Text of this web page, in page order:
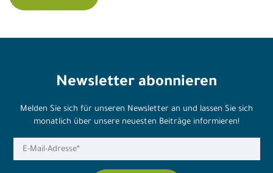
Newsletter abonnieren
Melden Sie sich für unseren Newsletter an und lassen Sie sich
monatlich über unsere neuesten Beiträge informieren!